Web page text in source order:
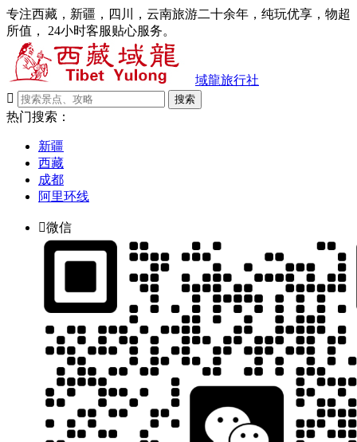
专注西藏，新疆，四川，云南旅游二十余年，纯玩优享，物超
所值， 24小时客服贴心服务。
域龍旅行社

搜索
热门搜索：
新疆
西藏
成都
阿里环线
微信